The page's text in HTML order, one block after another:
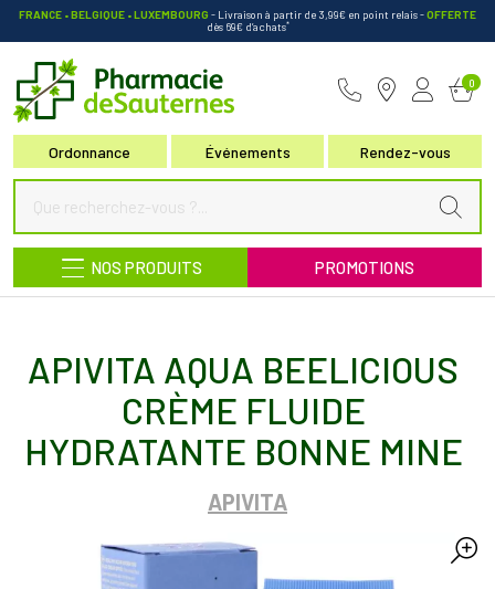
FRANCE • BELGIQUE • LUXEMBOURG - Livraison à partir de 3,99€ en point relais-OFFERTE
dès 69€ d’achats*
Ordonnance Événements Rendez-vous
0
NOS PRODUITS PROMOTIONS
APIVITA AQUA BEELICIOUS
CRÈME FLUIDE
HYDRATANTE BONNE MINE
APIVITA